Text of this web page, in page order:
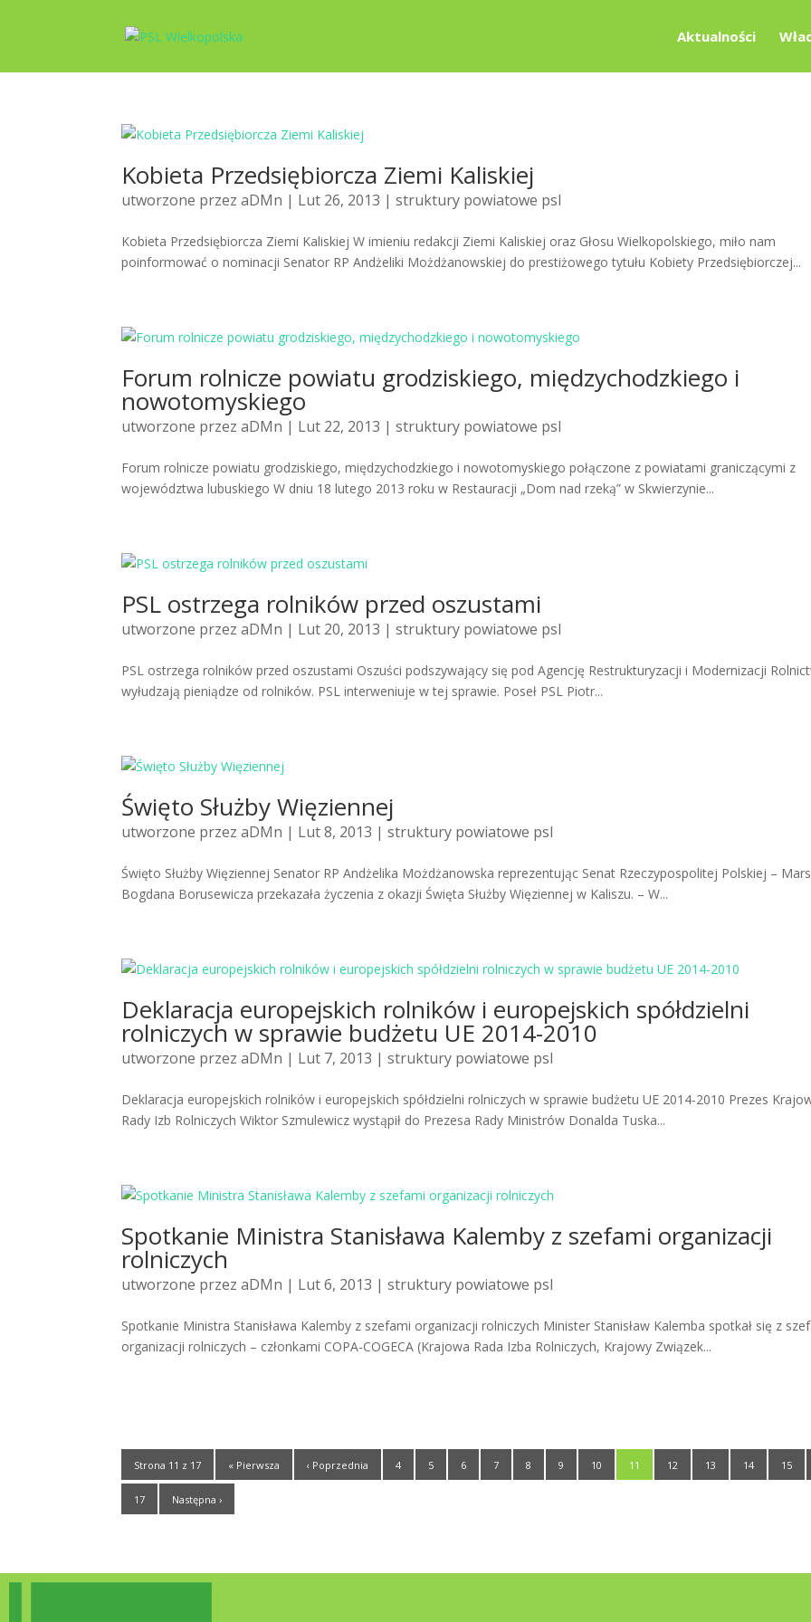
Aktualności
Kobieta Przedsiębiorcza Ziemi Kaliskiej
utworzone przezaDMn | Lut 26, 2013 |struktury powiatowe psl
Kobieta Przedsiębiorcza Ziemi Kaliskiej W imieniu redakcji Ziemi Kaliskiej oraz Głosu Wielkopolskiego, miło nam
poinformować o nominacji Senator RP Andżeliki Możdżanowskiej do prestiżowego tytułu Kobiety Przedsiębiorczej...
Forum rolnicze powiatu grodziskiego, międzychodzkiego i
nowotomyskiego
utworzone przezaDMn | Lut 22, 2013 |struktury powiatowe psl
Forum rolnicze powiatu grodziskiego, międzychodzkiego i nowotomyskiego połączone z powiatami graniczącymi z
województwa lubuskiego W dniu 18 lutego 2013 roku w Restauracji „Dom nad rzeką” w Skwierzynie...
PSL ostrzega rolników przed oszustami
utworzone przezaDMn | Lut 20, 2013 |struktury powiatowe psl
PSL ostrzega rolników przed oszustami Oszuści podszywający się pod Agencję Restrukturyzacji i Modernizacji
wyłudzają pieniądze od rolników. PSL interweniuje w tej sprawie. Poseł PSL Piotr...
Święto Służby Więziennej
utworzone przezaDMn | Lut 8, 2013 |struktury powiatowe psl
Święto Służby Więziennej Senator RP Andżelika Możdżanowska reprezentując Senat Rzeczypospolitej Polskiej –
Bogdana Borusewicza przekazała życzenia z okazji Święta Służby Więziennej w Kaliszu. – W...
Deklaracja europejskich rolników i europejskich spółdzielni
rolniczych w sprawie budżetu UE 2014-2010
utworzone przezaDMn | Lut 7, 2013 |struktury powiatowe psl
Deklaracja europejskich rolników i europejskich spółdzielni rolniczych w sprawie budżetu UE 2014-2010 Prezes
Rady Izb Rolniczych Wiktor Szmulewicz wystąpił do Prezesa Rady Ministrów Donalda Tuska...
Spotkanie Ministra Stanisława Kalemby z szefami organizacji
rolniczych
utworzone przezaDMn | Lut 6, 2013 |struktury powiatowe psl
Spotkanie Ministra Stanisława Kalemby z szefami organizacji rolniczych Minister Stanisław Kalemba spotkał się z
organizacji rolniczych – członkami COPA-COGECA (Krajowa Rada Izba Rolniczych, Krajowy Związek...
Strona 11 z 17 « Pierwsza ‹ Poprzednia 4 5 6 7 8 9 10 11 12 13 14 15
17 Następna ›